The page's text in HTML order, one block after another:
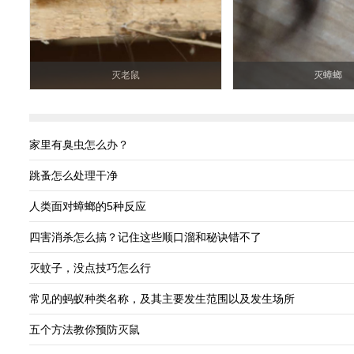
灭老鼠 灭蟑螂
家里有臭虫怎么办？
跳蚤怎么处理干净
人类面对蟑螂的5种反应
四害消杀怎么搞？记住这些顺口溜和秘诀错不了
灭蚊子，没点技巧怎么行
常见的蚂蚁种类名称，及其主要发生范围以及发生场所
五个方法教你预防灭鼠